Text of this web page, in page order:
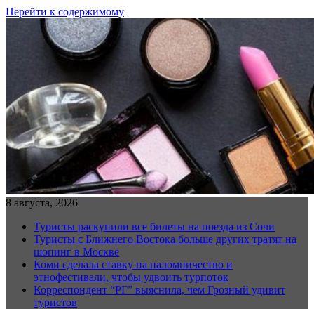
Перейти к содержимому
8 августа, 2026
Туристы раскупили все билеты на поезда из Сочи
Туристы с Ближнего Востока больше других тратят на
шопинг в Москве
Коми сделала ставку на паломничество и
этнофестивали, чтобы удвоить турпоток
Корреспондент “РГ” выяснила, чем Грозный удивит
туристов